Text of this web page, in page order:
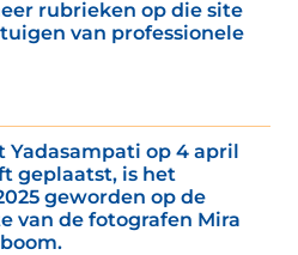
rubrieken op die site
van professionele
Yadasampati op 4 april
geplaatst, is het
geworden op de
van de fotografen Mira